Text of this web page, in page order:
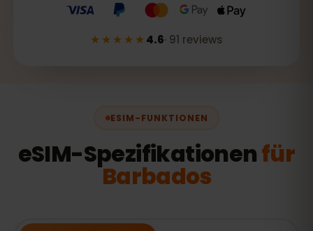
★★★★★4.6· 91 reviews
ESIM-FUNKTIONEN
eSIM-Spezifikationenfür
Barbados